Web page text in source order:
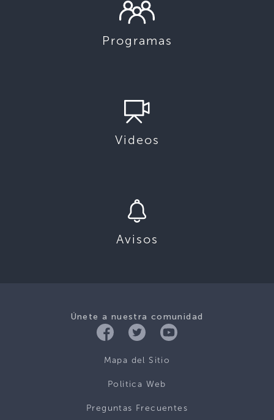
Programas
Videos
Avisos
Únete a nuestra comunidad
Mapa del Sitio
Politica Web
Preguntas Frecuentes